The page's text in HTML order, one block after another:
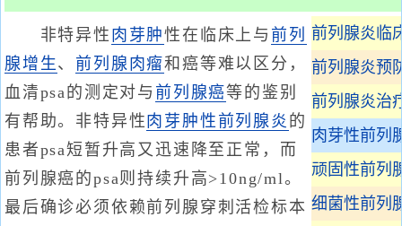
前列腺炎临
前列腺炎预
前列腺炎治
肉芽性前列
顽固性前列
细菌性前列
非特异性 肉芽肿性在临床上与 前列
腺增生、 前列腺肉瘤和癌等难以区分，
血清psa的测定对与 前列腺癌等的鉴别
有帮助。非特异性 肉芽肿性前列腺炎 的
患者psa短暂升高又迅速降至正常，而
前列腺癌的psa则持续升高>10ng/ml。
最后确诊必须依赖前列腺穿刺活检标本